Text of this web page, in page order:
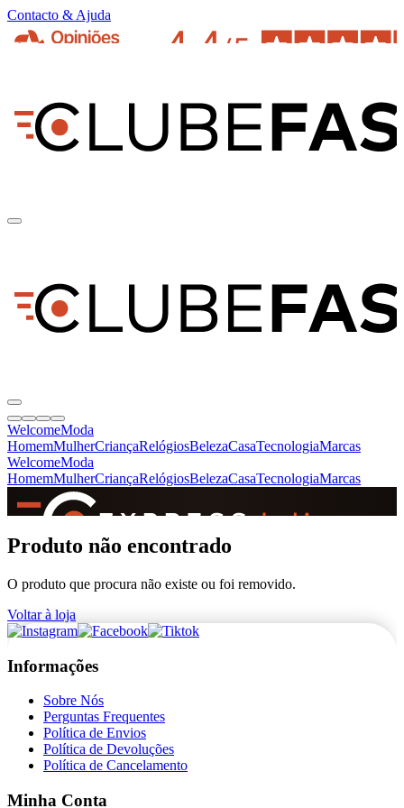
Contacto & Ajuda
WelcomeModa
HomemMulherCriançaRelógiosBelezaCasaTecnologiaMarcas
WelcomeModa
HomemMulherCriançaRelógiosBelezaCasaTecnologiaMarcas
+de 36.000 reviews
Produto não encontrado
O produto que procura não existe ou foi removido.
Voltar à loja
Informações
Sobre Nós
Perguntas Frequentes
Política de Envios
Política de Devoluções
Política de Cancelamento
Minha Conta